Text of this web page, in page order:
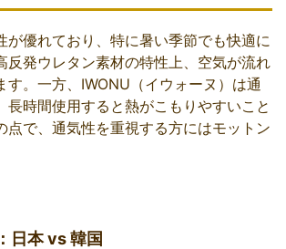
が優れており、特に暑い季節でも快適に
反発ウレタン素材の特性上、空気が流れ
す。一方、IWONU（イウォーヌ）は通
長時間使用すると熱がこもりやすいこと
点で、通気性を重視する方にはモットン
日本 vs 韓国